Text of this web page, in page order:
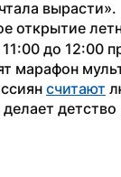
вырасти».
открытие
до 12:00
марафон
считают